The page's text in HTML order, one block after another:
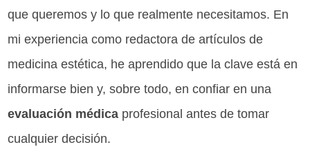
que queremos y lo que realmente necesitamos. En
mi experiencia como redactora de artículos de
medicina estética, he aprendido que la clave está en
informarse bien y, sobre todo, en confiar en una
evaluación médica profesional antes de tomar
cualquier decisión.